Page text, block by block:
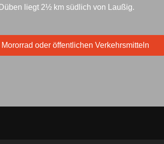
liegt 2½ km südlich von Laußig.
oder öffentlichen Verkehrsmitteln